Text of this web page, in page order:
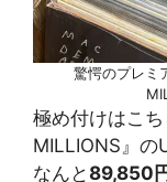
驚愕のプレミ
極め付けはこ
MILLIONS』の
なんと89,850